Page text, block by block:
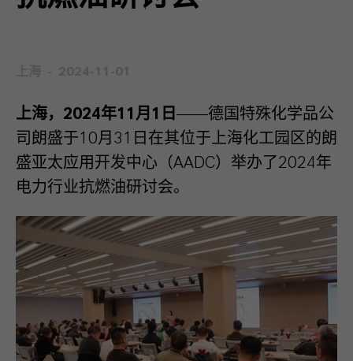
上海，2024年11月1日 ——德国特殊化学品公
司朗盛于10月31日在其位于上海化工园区的朗
盛亚太应用开发中心（AADC）举办了2024年
电力行业抗燃油研讨会。